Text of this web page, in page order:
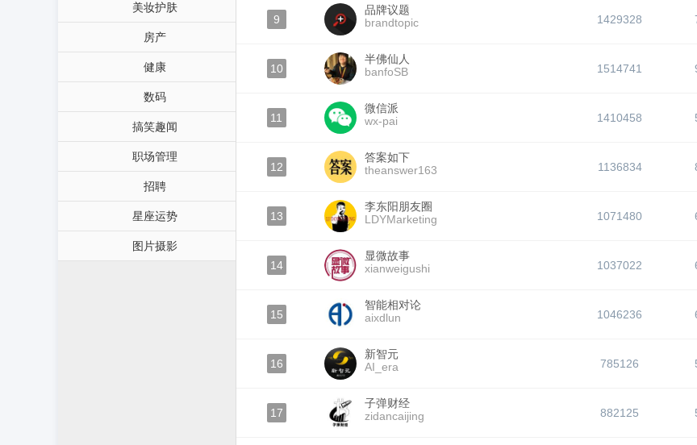
美妆护肤
房产
健康
数码
搞笑趣闻
职场管理
招聘
星座运势
图片摄影
9
品牌议题
brandtopic
1429328
10
半佛仙人
banfoSB
1514741
11
微信派
wx-pai
1410458
12
答案如下
theanswer163
1136834
13
李东阳朋友圈
LDYMarketing
1071480
14
显微故事
xianweigushi
1037022
15
智能相对论
aixdlun
1046236
16
新智元
AI_era
785126
17
子弹财经
zidancaijing
882125